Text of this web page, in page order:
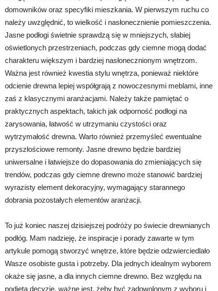
domowników oraz specyfiki mieszkania. W pierwszym ruchu co
należy uwzględnić, to wielkość i nasłonecznienie pomieszczenia.
Jasne podłogi świetnie sprawdzą się w mniejszych, słabiej
oświetlonych przestrzeniach, podczas gdy ciemne mogą dodać
charakteru większym i bardziej nasłonecznionym wnętrzom.
Ważna jest również kwestia stylu wnętrza, ponieważ niektóre
odcienie drewna lepiej współgrają z nowoczesnymi meblami, inne
zaś z klasycznymi aranżacjami. Należy także pamiętać o
praktycznych aspektach, takich jak odporność podłogi na
zarysowania, łatwość w utrzymaniu czystości oraz
wytrzymałość drewna. Warto również przemyśleć ewentualne
przyszłościowe remonty. Jasne drewno będzie bardziej
uniwersalne i łatwiejsze do dopasowania do zmieniających się
trendów, podczas gdy ciemne drewno może stanowić bardziej
wyrazisty element dekoracyjny, wymagający starannego
dobrania pozostałych elementów aranżacji.
To już koniec naszej dzisiejszej podróży po świecie drewnianych
podłóg. Mam nadzieję, że inspiracje i porady zawarte w tym
artykule pomogą stworzyć wnętrze, które będzie odzwierciedlało
Wasze osobiste gusta i potrzeby. Dla jednych idealnym wyborem
okaże się jasne, a dla innych ciemne drewno. Bez względu na
podjętą decyzję, ważne jest, żeby być zadowolonym z wyboru i